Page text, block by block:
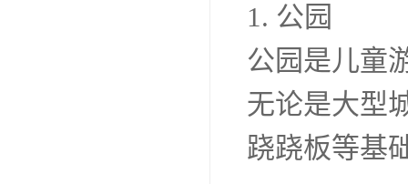
1. 公园
公园是儿童
无论是大型
跷跷板等基